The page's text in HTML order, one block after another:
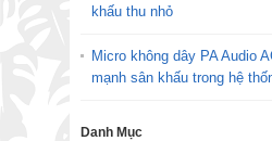
khấu thu nhỏ
Micro không dây PA Audio
mạnh sân khấu trong hệ
Danh Mục